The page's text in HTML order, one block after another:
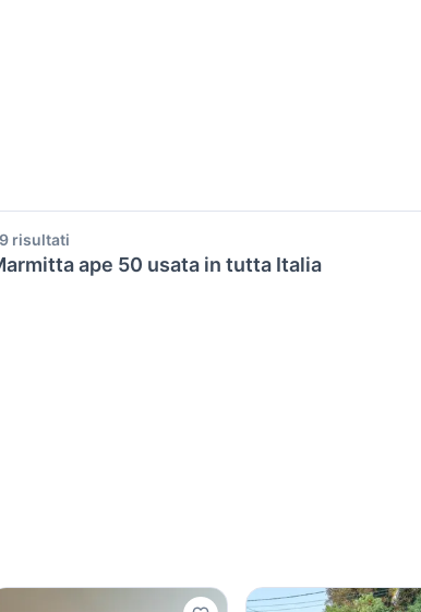
risultati
ape 50 usata in tutta Italia